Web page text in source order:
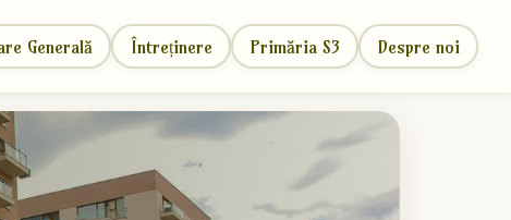
Generală Întreținere Primăria S3 Despre noi